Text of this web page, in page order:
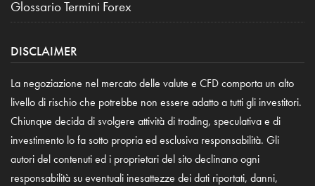
Glossario Termini Forex
DISCLAIMER
La negoziazione nel mercato delle valute e CFD comporta un alto
livello di rischio che potrebbe non essere adatto a tutti gli investitori.
Chiunque decida di svolgere attività di trading, speculativa e di
investimento lo fa sotto propria ed esclusiva responsabilità. Gli
autori del contenuti ed i proprietari del sito declinano ogni
responsabilità su eventuali inesattezze dei dati riportati, danni,